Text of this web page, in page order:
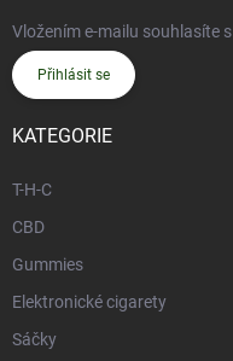
Vložením e-mailu souhlasíte s
Přihlásit se
KATEGORIE
T-H-C
CBD
Gummies
Elektronické cigarety
Sáčky